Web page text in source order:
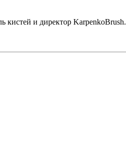
кистей и директор KarpenkoBrush.